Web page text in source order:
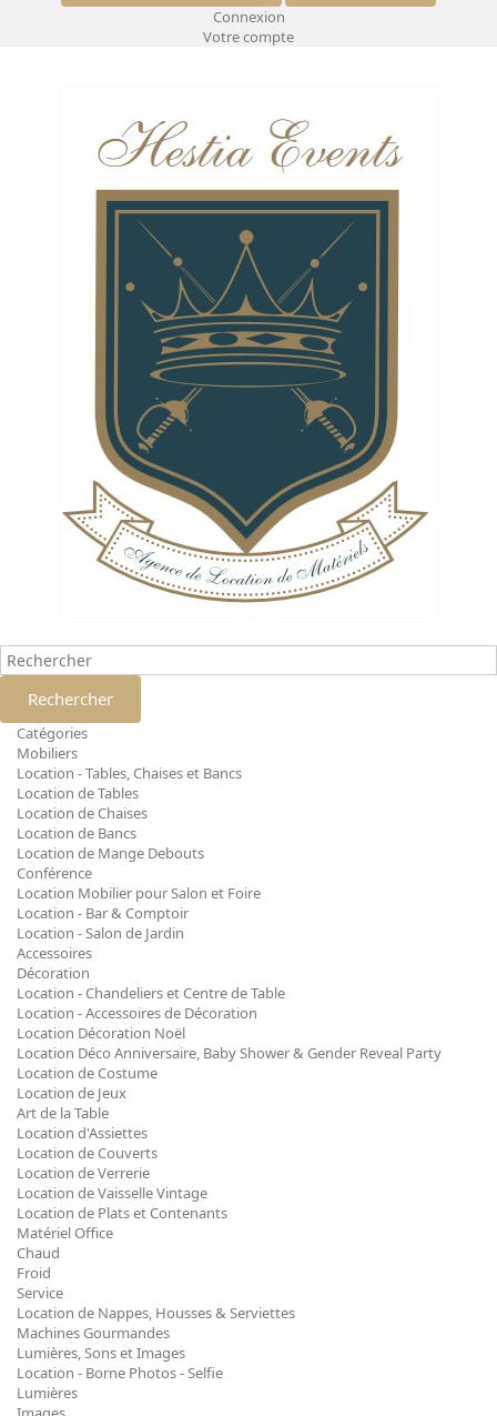
Connexion
Votre compte
Rechercher
Catégories
Mobiliers
Location - Tables, Chaises et Bancs
Location de Tables
Location de Chaises
Location de Bancs
Location de Mange Debouts
Conférence
Location Mobilier pour Salon et Foire
Location - Bar & Comptoir
Location - Salon de Jardin
Accessoires
Décoration
Location - Chandeliers et Centre de Table
Location - Accessoires de Décoration
Location Décoration Noël
Location Déco Anniversaire, Baby Shower & Gender Reveal Party
Location de Costume
Location de Jeux
Art de la Table
Location d'Assiettes
Location de Couverts
Location de Verrerie
Location de Vaisselle Vintage
Location de Plats et Contenants
Matériel Office
Chaud
Froid
Service
Location de Nappes, Housses & Serviettes
Machines Gourmandes
Lumières, Sons et Images
Location - Borne Photos - Selfie
Lumières